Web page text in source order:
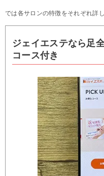
では各サロンの特徴をそれぞれ詳
ジェイエステなら足
コース付き